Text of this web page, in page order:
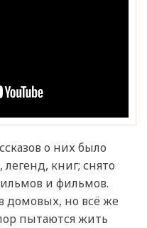
о них было
книг; снято
и фильмов.
домовых, но всё же
пытаются жить